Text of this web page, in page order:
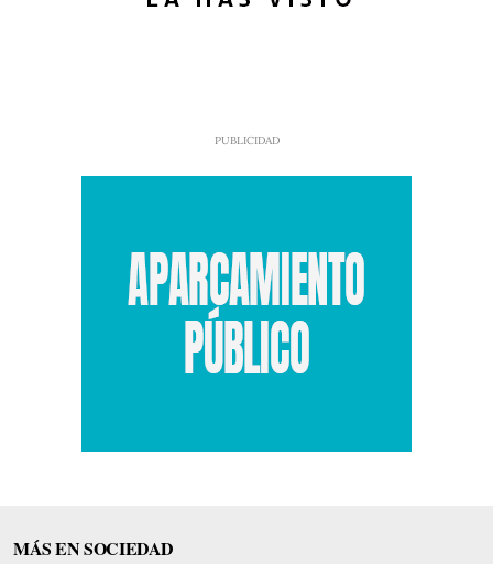
MÁS EN SOCIEDAD